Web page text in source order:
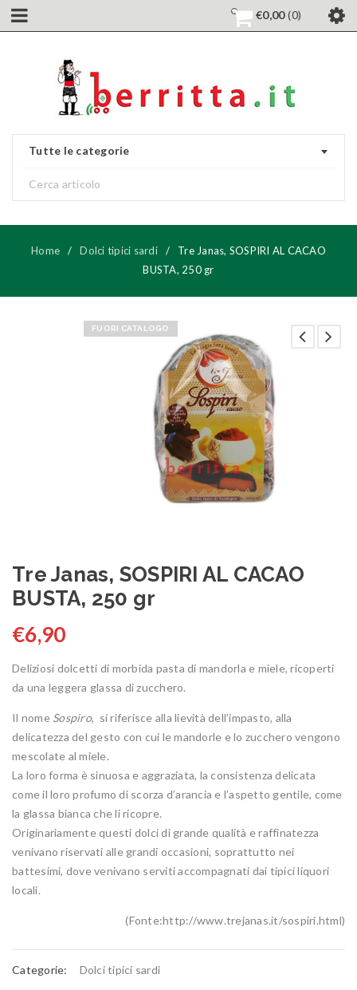
€0,00 0
Tutte le categorie
Home / Dolci tipici sardi /
Tre Janas, SOSPIRI AL CACAO
BUSTA, 250 gr
FUORI CATALOGO
Tre Janas, SOSPIRI AL CACAO
BUSTA, 250 gr
€6,90
Deliziosi dolcetti di morbida pasta di mandorla e miele, ricoperti
da una leggera glassa di zucchero.
Il nome Sospiro, si riferisce alla lievità dell’impasto, alla
delicatezza del gesto con cui le mandorle e lo zucchero vengono
mescolate al miele.
La loro forma è sinuosa e aggraziata, la consistenza delicata
come il loro profumo di scorza d’arancia e l’aspetto gentile, come
la glassa bianca che li ricopre.
Originariamente questi dolci di grande qualità e raffinatezza
venivano riservati alle grandi occasioni, soprattutto nei
battesimi, dove venivano serviti accompagnati dai tipici liquori
locali.
(Fonte:http://www.trejanas.it/sospiri.html)
Categorie: Dolci tipici sardi